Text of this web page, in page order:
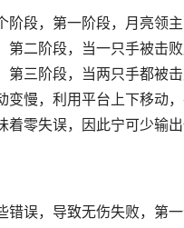
阶段，第一阶段，月亮领
第二阶段，当一只手被击
第三阶段，当两只手都被
变慢，利用平台上下移动
零失误，因此宁可少输出
错误，导致无伤失败，第